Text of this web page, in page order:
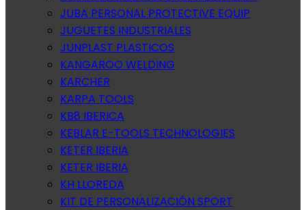
JUBA PERSONAL PROTECTIVE EQUIP
JUGUETES INDUSTRIALES
JUNPLAST PLASTICOS
KANGAROO WELDING
KARCHER
KARPA TOOLS
KB8 IBERICA
KEBLAR E-TOOLS TECHNOLOGIES
KETER IBERIA
KETER IBERIA
KH LLOREDA
KIT DE PERSONALIZACIÓN SPORT